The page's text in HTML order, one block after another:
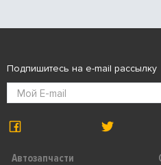
Автозапчасти
Подпишитесь на e-mail рассылку